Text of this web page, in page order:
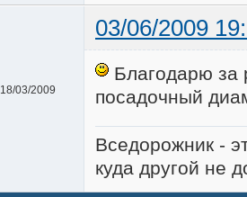
03/06/2009
18/03/2009
Благодарю за
посадочный
Вседорожник -
куда другой не